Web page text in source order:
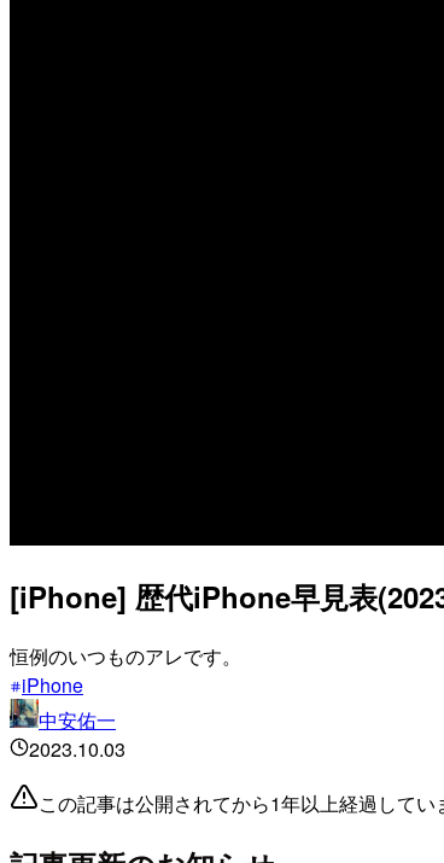
[iPhone] 歴代iPhone早見表
恒例のいつものアレです。
iPhone
中安佑一
2023.10.03
この記事は公開されてから1年以上経過して